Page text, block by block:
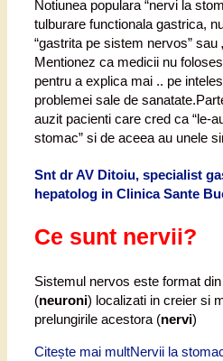
Notiunea populara “nervi la
tulburare functionala gastrica,
“gastrita pe sistem nervos” sau
Mentionez ca medicii nu
pentru a explica mai .. pe
problemei sale de
auzit pacienti care cred ca “le-
stomac” si de aceea au unele
Snt dr AV Ditoiu, specialist
hepatolog in Clinica Sante
Ce sunt nervii?
Sistemul nervos este format
(neuroni) localizati in creier si
prelungirile acestora (nervi)
Citește mai multNervii la